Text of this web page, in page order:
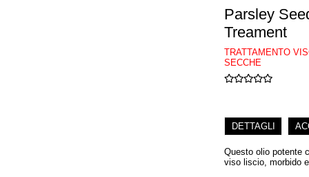
Parsley
Treament
TRATTAMENTO
SECCHE
DETTAGLI
Questo olio potente
viso liscio, morbido